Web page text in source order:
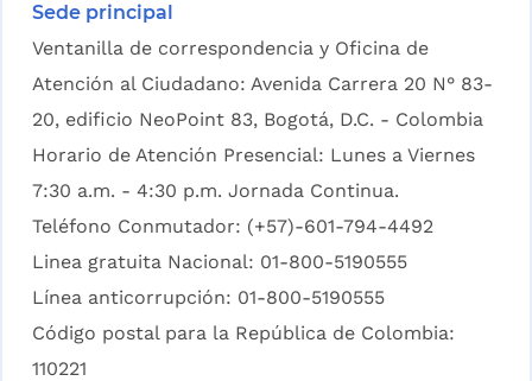
Sede principal
Ventanilla de correspondencia y Oficina de
Atención al Ciudadano: Avenida Carrera 20 N° 83-
20, edificio NeoPoint 83, Bogotá, D.C. - Colombia
Horario de Atención Presencial: Lunes a Viernes
7:30 a.m. - 4:30 p.m. Jornada Continua.
Teléfono Conmutador: (+57)-601-794-4492
Linea gratuita Nacional: 01-800-5190555
Línea anticorrupción: 01-800-5190555
Código postal para la República de Colombia:
110221